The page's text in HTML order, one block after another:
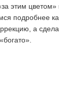
этим
подробнее
а